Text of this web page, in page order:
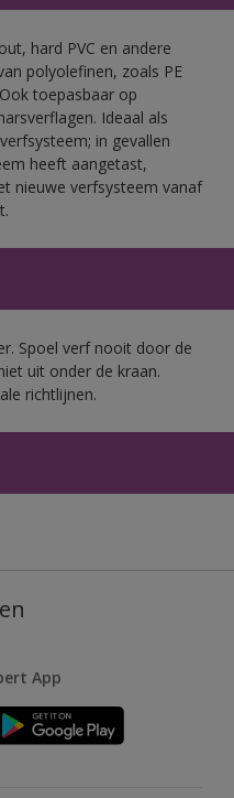
hard PVC en andere
polyolefinen, zoals PE
toepasbaar op
Ideaal als
in gevallen
heeft aangetast,
nieuwe verfsysteem vanaf
Spoel verf nooit door de
uit onder de kraan.
richtlijnen.
App